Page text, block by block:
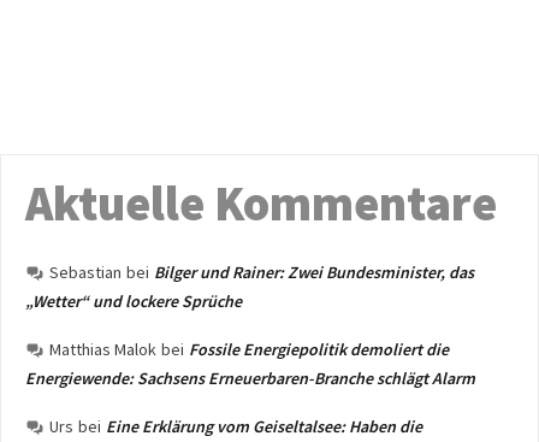
Aktuelle Kommentare
Sebastian bei Bilger und Rainer: Zwei Bundesminister, das
„Wetter“ und lockere Sprüche
Matthias Malok bei Fossile Energiepolitik demoliert die
Energiewende: Sachsens Erneuerbaren-Branche schlägt Alarm
Urs bei Eine Erklärung vom Geiseltalsee: Haben die